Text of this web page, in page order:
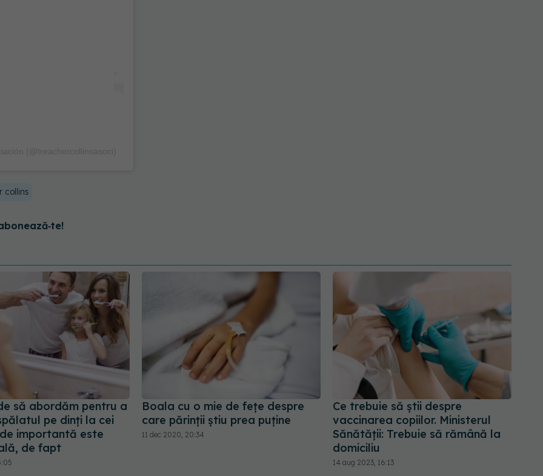
collins
să abordăm pentru a
pe dinți la cei
importantă este
de fapt
Boala cu o mie de fețe despre
care părinții știu prea puține
11 dec 2020, 20:34
Ce trebuie să știi despre
vaccinarea copiilor. Ministerul
Sănătății: Trebuie să rămână la
domiciliu
14 aug 2023, 16:13